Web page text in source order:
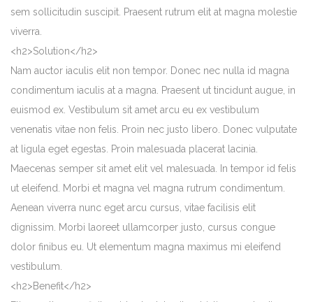
sem sollicitudin suscipit. Praesent rutrum elit at magna molestie
viverra.
<h2>Solution</h2>
Nam auctor iaculis elit non tempor. Donec nec nulla id magna
condimentum iaculis at a magna. Praesent ut tincidunt augue, in
euismod ex. Vestibulum sit amet arcu eu ex vestibulum
venenatis vitae non felis. Proin nec justo libero. Donec vulputate
at ligula eget egestas. Proin malesuada placerat lacinia.
Maecenas semper sit amet elit vel malesuada. In tempor id felis
ut eleifend. Morbi et magna vel magna rutrum condimentum.
Aenean viverra nunc eget arcu cursus, vitae facilisis elit
dignissim. Morbi laoreet ullamcorper justo, cursus congue
dolor finibus eu. Ut elementum magna maximus mi eleifend
vestibulum.
<h2>Benefit</h2>